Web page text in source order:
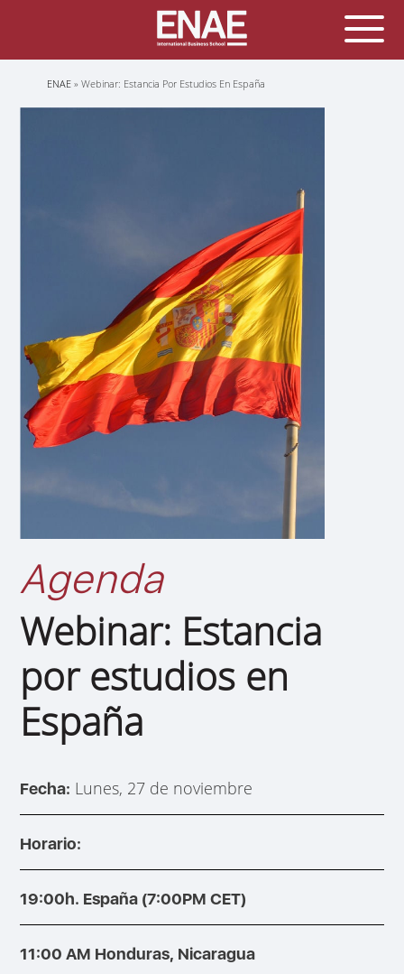
Sobrescribir
ayuda
ENAE Webinar: Estancia Por Estudios En España
Agenda
Webinar: Estancia
por estudios en
España
Fecha: Lunes, 27 de noviembre
Horario:
19:00h. España (7:00PM CET)
11:00 AM Honduras, Nicaragua